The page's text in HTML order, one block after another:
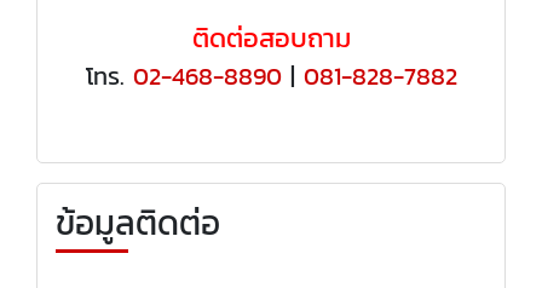
ติดต่อสอบถาม
โทร. 02-468-8890| 081-828-7882
ข้อมูลติดต่อ